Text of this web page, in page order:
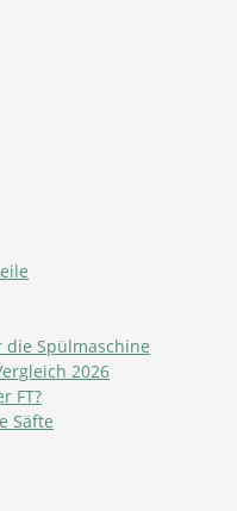
die Spülmaschine
2026
FT?
Säfte